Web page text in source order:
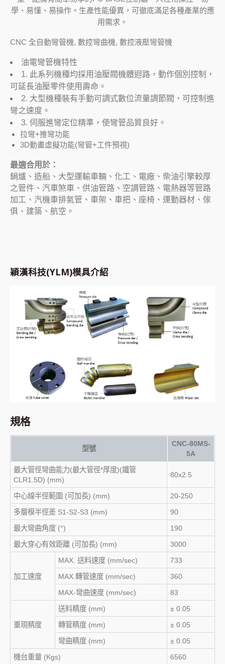
學、易懂、易操作。生產性能優異，可徹底滿足各種產業的應
用需求。
CNC 全自動彎管機, 數控彎曲機, 數控液壓彎管機
油電彎管機特性
1. 此系列機種均採用油壓閥機體迴路，動作個別控制，
可延長油壓零件使用壽命。
2. 大型機種裝有手動可調式數位流量調節閥，可控制進
彎之速度。
3. 伺服進彎定位精準，使彎管品質良好。
拉彎+推彎功能
3D動畫虛擬功能(彎管+工件預視)
最適合用於：
鍋爐、造船、大型運輸車輛、化工、電廠、柴油引擎較厚
之管件、汽車煞車、供油管路、空調管路、電熱器等管路
加工、汽機車排氣管、車架、車把、座椅、運動器材、傢
俱、建築、航空。
穎漢科技(YLM)模具介紹
規格
型號
CNC-80MS-
5A
最大管徑彎曲能力(最大管徑*厚度)(鐵管
CLR1.5D) (mm)
80x2.5
中心線半徑範圍 (可加長) (mm)
20-250
多層模半徑差 S1-S2-S3 (mm)
90
最大彎曲角度 (°)
190
最大穿心有效距離 (可加長) (mm)
3000
加工速度
MAX. 送料速度 (mm/sec)
733
MAX.轉管速度 (mm/sec)
360
MAX-彎曲速度 (mm/sec)
83
重現精度
送料精度 (mm)
± 0.05
轉管精度 (mm)
± 0.05
彎曲精度 (mm)
± 0.05
機台重量 (Kgs)
6560